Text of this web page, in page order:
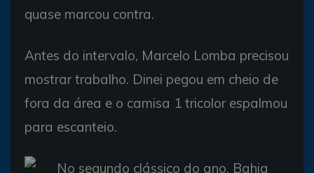
quase marcou contra.
Antes do intervalo, Marcelo Lomba precisou
mostrar trabalho. Dinei pegou em cheio de
fora da área e o camisa 1 tricolor espalmou
para escanteio.